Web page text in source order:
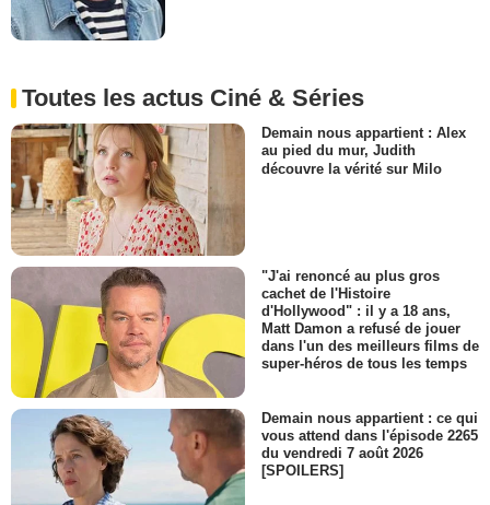
Toutes les actus Ciné & Séries
Demain nous appartient : Alex
au pied du mur, Judith
découvre la vérité sur Milo
"J'ai renoncé au plus gros
cachet de l'Histoire
d'Hollywood" : il y a 18 ans,
Matt Damon a refusé de jouer
dans l'un des meilleurs films de
super-héros de tous les temps
Demain nous appartient : ce qui
vous attend dans l'épisode 2265
du vendredi 7 août 2026
[SPOILERS]